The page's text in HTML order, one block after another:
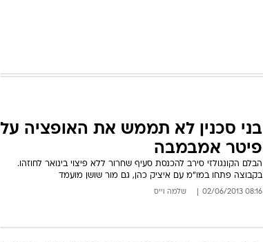
בני סכנין לא תממש את האופציה על
פיטר אמבמבה
הבלם הקונגולזי סירב להכנסת סעיף שחרור ללא פיצוי בינואר לחוזהו.
בקבוצה פתחו במו"מ עם איציק כהן, גם מור שושן מועמד
08:16 02/06/2013 שלמה וייס